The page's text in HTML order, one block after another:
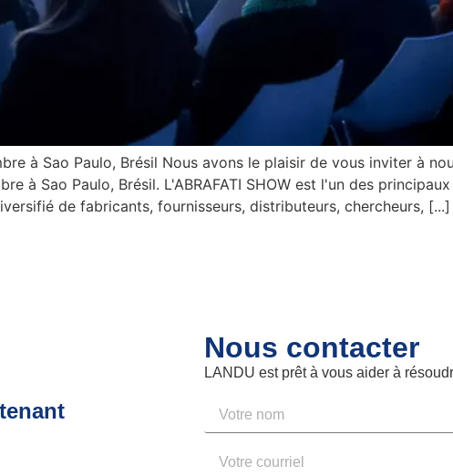
à Sao Paulo, Brésil Nous avons le plaisir de vous inviter à
à Sao Paulo, Brésil. L'ABRAFATI SHOW est l'un des
de fabricants, fournisseurs, distributeurs, chercheurs, [...]
Nous contacter
LANDU est prêt à vous aider à